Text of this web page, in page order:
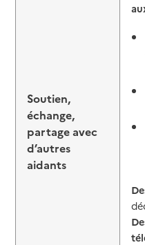
Soutien,
échange,
partage avec
d’autres
aidants